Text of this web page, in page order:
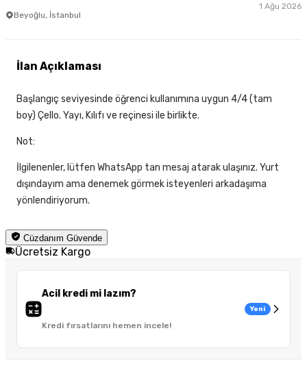
Beyoğlu, İstanbul
1 Ağu 2026
Cüzdanım Güvende
Ücretsiz Kargo
Acil kredi mi lazım?
Kredi fırsatlarını hemen incele!
Yeni
İlan Açıklaması
Başlangıç seviyesinde öğrenci kullanımına uygun 4/4 (tam
boy) Çello. Yayı, Kılıfı ve reçinesi ile birlikte.
Not:
İlgilenenler, lütfen WhatsApp tan mesaj atarak ulaşınız. Yurt
dışındayım ama denemek görmek isteyenleri arkadaşıma
yönlendiriyorum.